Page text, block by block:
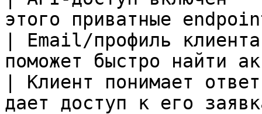
этого приватные
| Email/профиль
поможет быстро найти
| Клиент понимает
дает доступ к его